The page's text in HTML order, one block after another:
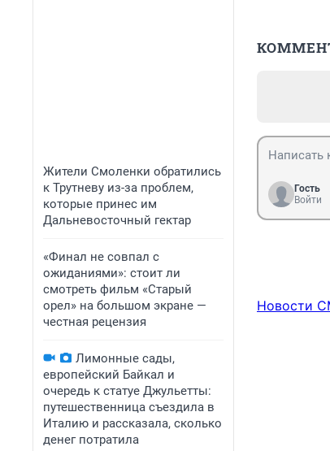
Жители Смоленки обратились
к Трутневу из-за проблем,
которые принес им
Дальневосточный гектар
«Финал не совпал с
ожиданиями»: стоит ли
смотреть фильм «Старый
орел» на большом экране —
честная рецензия
Лимонные сады,
европейский Байкал и
очередь к статуе Джульетты:
путешественница съездила в
Италию и рассказала, сколько
денег потратила
Гость
Войти
Новости